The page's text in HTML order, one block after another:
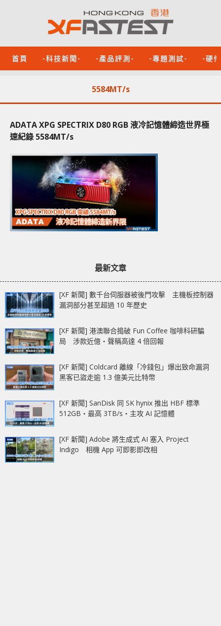
首頁 -科技新聞- -產品評測- -專題測試- -硬
5584MT/s
ADATA XPG SPECTRIX D80 RGB 液冷記憶體締造世界極
速紀錄 5584MT/s
最新文章
[XF 新聞] 數千台伺服器被後門攻擊 主機板控制器
漏洞部分甚至超過 10 年歷史
[XF 新聞] 港澳聯合搗破 Fun Coffee 咖啡科研騙
局 涉款近億‧聲稱高達 4 倍回報
[XF 新聞] Coldcard 離線「冷錢包」爆出致命漏洞
黑客已盜走逾 1.3 億美元比特幣
[XF 新聞] SanDisk 同 SK hynix 推出 HBF 標準
512GB‧最高 3TB/s‧主攻 AI 記憶體
[XF 新聞] Adobe 將生成式 AI 塞入 Project
Indigo 相機 App 可即影即改相